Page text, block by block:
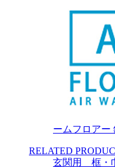
ームフロアー
RELATED
玄関用 框・